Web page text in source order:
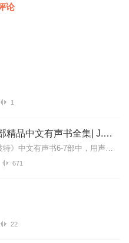
论
1
《哈利·波特》1-7部精品中文有声书全集| J.K.罗琳原著，光合积木演播
胡良伟先生在《哈利·波特》中文有声书6-7部中，用声音带领着大家继续魔法之旅。为保证作品的一致性，给大家带来完整的魔法体验，我们与版权方PottermoreP...
671
22